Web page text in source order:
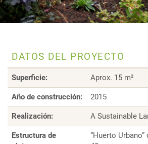
DATOS DEL PROYECTO
Superficie: Aprox. 15 m²
Año de construcción: 2015
Realización: A Sustainable
Estructura de
“Huerto